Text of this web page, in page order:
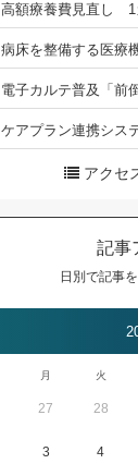
高額療養費見直し 1
病床を整備する医療
電子カルテ普及「前
ケアプラン連携シス
アクセ
記事
日別で記事
月 火
27 28
3 4